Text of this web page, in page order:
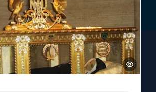
Croire
semaine